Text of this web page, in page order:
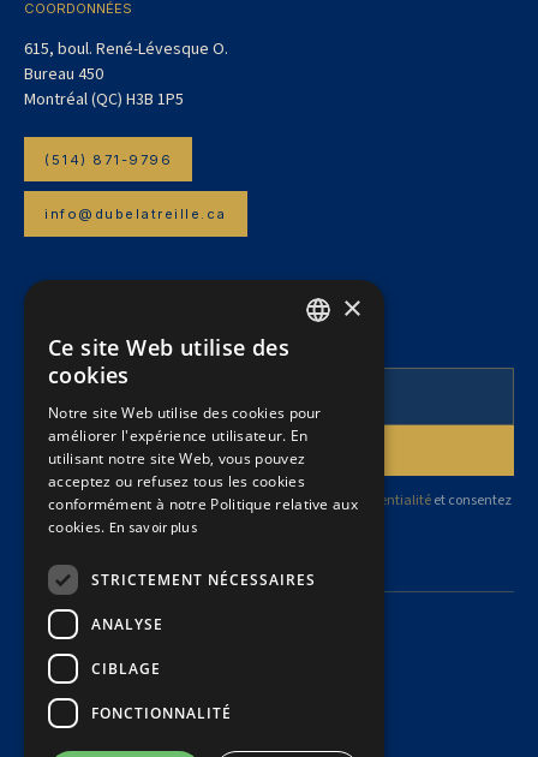
COORDONNÉES
615, boul. René-Lévesque O.
Bureau 450
Montréal (QC) H3B 1P5
(514) 871-9796
info@dubelatreille.ca
INFOLETTRE
Pour suivre nos articles et l’actualité juridique.
En vous abonnant, vous acceptez notrepolitique de confidentialitéet consentez
à recevoir des mises à jour de notre cabinet.
Politique de confidentialité
Politique sur les témoins
×
Ce site Web utilise des
cookies
Notre site Web utilise des cookies pour
améliorer l'expérience utilisateur. En
utilisant notre site Web, vous pouvez
acceptez ou refusez tous les cookies
conformément à notre Politique relative aux
cookies. En savoir plus
STRICTEMENT NÉCESSAIRES
ANALYSE
CIBLAGE
FONCTIONNALITÉ